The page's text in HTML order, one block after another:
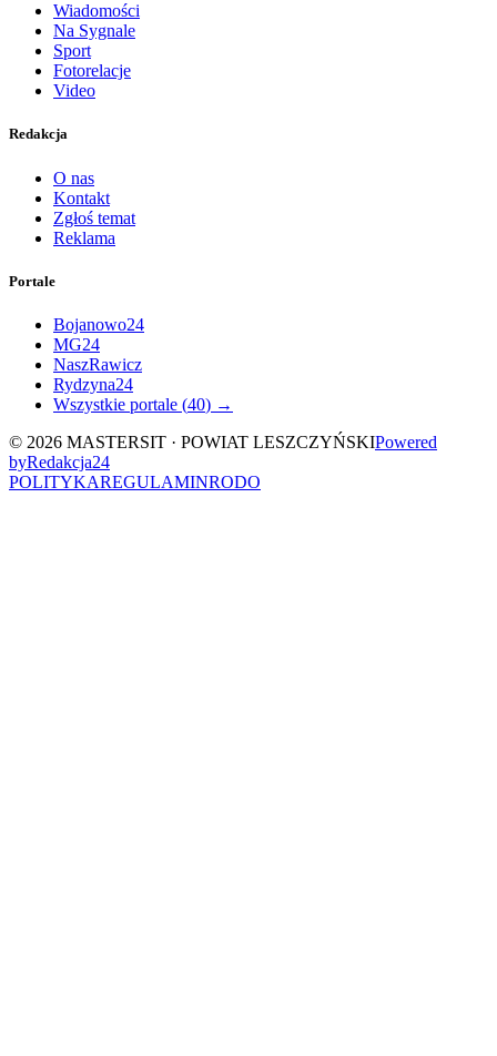
Wiadomości
Na Sygnale
Sport
Fotorelacje
Video
Redakcja
O nas
Kontakt
Zgłoś temat
Reklama
Portale
Bojanowo24
MG24
NaszRawicz
Rydzyna24
Wszystkie portale (40) →
© 2026 MASTERSIT · POWIAT LESZCZYŃSKIPowered
byRedakcja24
POLITYKAREGULAMINRODO